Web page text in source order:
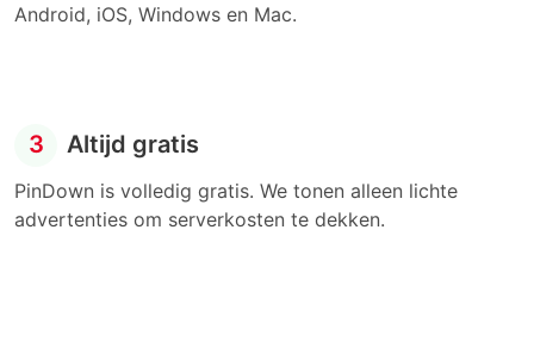
Android, iOS, Windows en Mac.
3 Altijd gratis
PinDown is volledig gratis. We tonen alleen lichte
advertenties om serverkosten te dekken.